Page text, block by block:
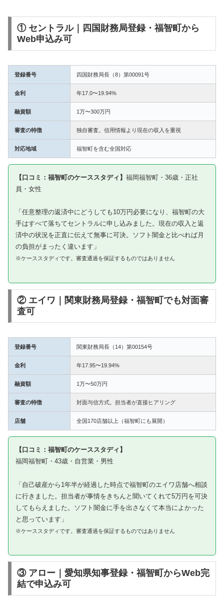
① セントラル｜四国財務局登録・福智町から
Web申込み可
登録番号 四国財務局長（8）第00091号
金利 年17.0〜19.94%
融資額 1万〜300万円
審査の特徴 独自審査。信用情報より現在の収入を重視
対応地域 福智町を含む全国対応
【口コミ：福智町のケーススタディ】 福岡福智町・36歳・正社
員・女性
「任意整理の返済中にどうしても10万円必要になり、福智町の大
手はすべて落ちてセントラルに申し込みました。現在の収入と返
済中の状況を正直に伝えて無事に可決。ソフト闇金と比べれば月
の負担がまったく違います」
※ケーススタディです。審査通過を保証するものではありません
② エイワ｜関東財務局登録・福智町でも対面審
査可
登録番号 関東財務局長（14）第00154号
金利 年17.95〜19.94%
融資額 1万〜50万円
審査の特徴 対面与信方式。担当者が直接ヒアリング
店舗 全国170店舗以上（福智町にも展開）
【口コミ：福智町のケーススタディ】
福岡福智町・43歳・自営業・男性
「自己破産から1年半が経過した時点で福智町のエイワ店舗へ相談
に行きました。担当者が事情をきちんと聞いてくれて5万円を可決
してもらえました。ソフト闇金に手を出さなくて本当によかった
と思っています」
※ケーススタディです。審査通過を保証するものではありません
③ アロー｜愛知県知事登録・福智町からWeb完
結で申込み可